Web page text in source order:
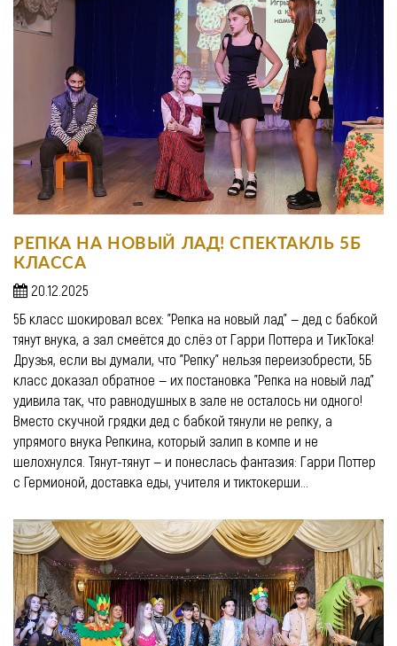
РЕПКА НА НОВЫЙ ЛАД! СПЕКТАКЛЬ 5Б
КЛАССА
20.12.2025
5Б класс шокировал всех: "Репка на новый лад" — дед с бабкой
тянут внука, а зал смеётся до слёз от Гарри Поттера и ТикТока!
Друзья, если вы думали, что "Репку" нельзя переизобрести, 5Б
класс доказал обратное — их постановка "Репка на новый лад"
удивила так, что равнодушных в зале не осталось ни одного!
Вместо скучной грядки дед с бабкой тянули не репку, а
упрямого внука Репкина, который залип в компе и не
шелохнулся. Тянут-тянут — и понеслась фантазия: Гарри Поттер
с Гермионой, доставка еды, учителя и тиктокерши...